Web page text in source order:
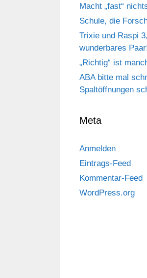
Macht „fast“
Schule, die
Trixie und Raspi
wunderbares
„Richtig“ ist
ABA bitte mal
Spaltöffnungen
Meta
Anmelden
Eintrags-Feed
Kommentar-Feed
WordPress.org